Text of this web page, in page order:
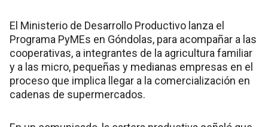
El Ministerio de Desarrollo Productivo lanza el
Programa PyMEs en Góndolas, para acompañar a las
cooperativas, a integrantes de la agricultura familiar
y a las micro, pequeñas y medianas empresas en el
proceso que implica llegar a la comercialización en
cadenas de supermercados.